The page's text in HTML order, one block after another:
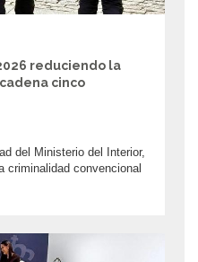
reduciendo la
cinco
del Ministerio del Interior,
criminalidad convencional